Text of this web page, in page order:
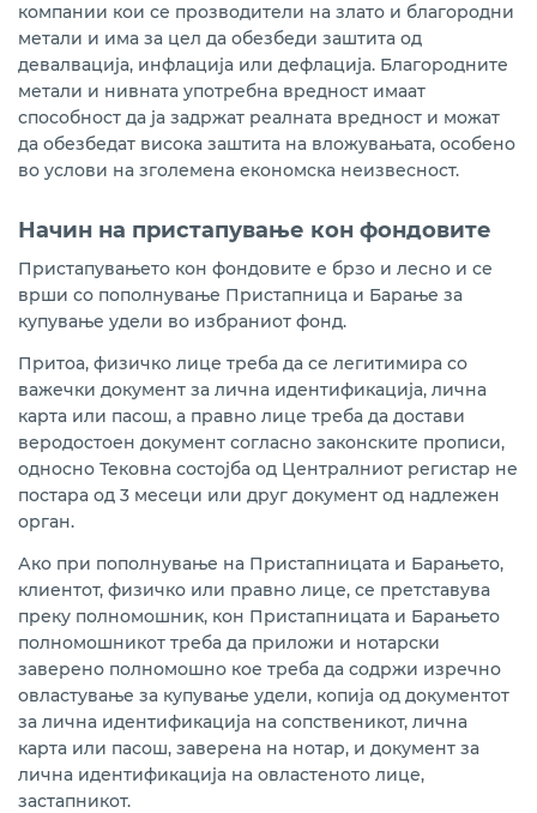
компании кои се прозводители на злато и благородни
метали и има за цел да обезбеди заштита од
девалвација, инфлација или дефлација. Благородните
метали и нивната употребна вредност имаат
способност да ја задржат реалната вредност и можат
да обезбедат висока заштита на вложувањата, особено
во услови на зголемена економска неизвесност.
Начин на пристапување кон фондовите
Пристапувањето кон фондовите е брзо и лесно и се
врши со пополнување Пристапница и Барање за
купување удели во избраниот фонд.
Притоа, физичко лице треба да се легитимира со
важечки документ за лична идентификација, лична
карта или пасош, а правно лице треба да достави
веродостоен документ согласно законските прописи,
односно Тековна состојба од Централниот регистар не
постара од 3 месеци или друг документ од надлежен
орган.
Ако при пополнување на Пристапницата и Барањето,
клиентот, физичко или правно лице, се претставува
преку полномошник, кон Пристапницата и Барањето
полномошникот треба да приложи и нотарски
заверено полномошно кое треба да содржи изречно
овластување за купување удели, копија од документот
за лична идентификација на сопственикот, лична
карта или пасош, заверена на нотар, и документ за
лична идентификација на овластеното лице,
застапникот.